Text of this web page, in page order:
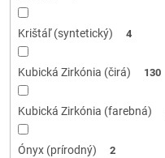
Krištáľ (syntetický) 4
Kubická Zirkónia (čirá) 130
Kubická Zirkónia (farebná)
Ónyx (prírodný) 2